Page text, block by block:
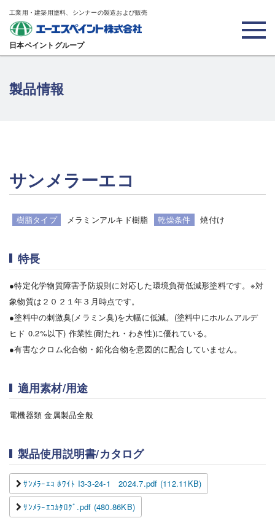
工業用・建築用塗料、シンナーの製造および販売
日本ペイントグループ
製品情報
サンメラーエコ
樹脂タイプ メラミンアルキド樹脂 乾燥条件 焼付け
特長
●特定化学物質障害予防規則に対応した環境負荷低減形塗料です。※対
象物質は２０２１年３月時点です。
●塗料中の刺激臭(メラミン臭)を大幅に低減。(塗料中にホルムアルデ
ヒド 0.2%以下) 作業性(耐たれ・わき性)に優れている。
●有害なクロム化合物・鉛化合物を意図的に配合していません。
適用素材/用途
電機器類 金属製品全般
製品使用説明書/カタログ
ｻﾝﾒﾗｰｴｺ ﾎﾜｲﾄ I3-3-24-1 2024.7.pdf (112.11KB)
ｻﾝﾒﾗｰｴｺｶﾀﾛｸﾞ.pdf (480.86KB)